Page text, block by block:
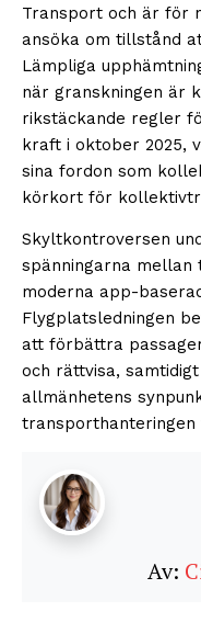
Transport och är för
ansöka om tillstånd
Lämpliga
när granskningen är
rikstäckande regler
kraft i oktober 2025,
sina fordon som
körkort för
Skyltkontroversen
spänningarna
moderna app-
Flygplatsledningen
att förbättra
och rättvisa,
allmänhetens
transporthanteringen
Av: